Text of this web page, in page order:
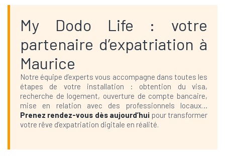
My Dodo Life : votre
partenaire d’expatriation à
Maurice
Notre équipe d’experts vous accompagne dans toutes les
étapes de votre installation : obtention du visa,
recherche de logement, ouverture de compte bancaire,
mise en relation avec des professionnels locaux…
Prenez rendez-vous dès aujourd’hui pour transformer
votre rêve d’expatriation digitale en réalité.